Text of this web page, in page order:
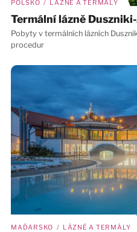
POLSKO / LÁZNĚ A TERMÁLY
Termální lázně
Pobyty v termálních lázních
procedur
MAĎARSKO / LÁZNĚ A TERMÁLY